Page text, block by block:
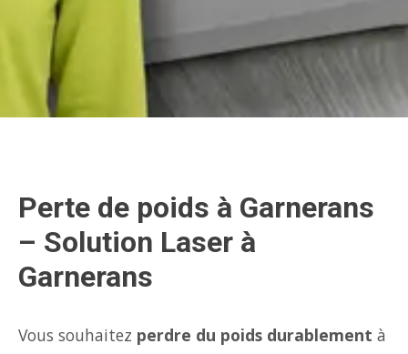
Perte de poids à Garnerans
– Solution Laser à
Garnerans
Vous souhaitez perdre du poids durablement à